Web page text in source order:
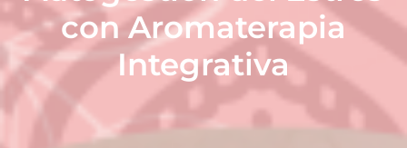
con Aromaterapia
Integrativa